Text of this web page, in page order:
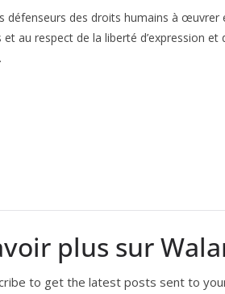
défenseurs des droits humains à
au respect de la liberté d’expression
plus sur
to get the latest posts sent to